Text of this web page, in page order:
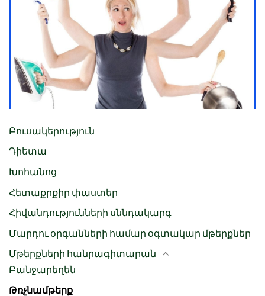
Բուսակերություն
Դիետա
Խոհանոց
Հետաքրքիր փաստեր
Հիվանդությունների սննդակարգ
Մարդու օրգանների համար օգտակար մթերքներ
Մթերքների հանրագիտարան
Բանջարեղեն
Թռչնամթերք